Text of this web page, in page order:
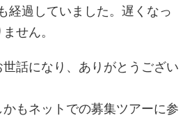
経過していました。遅くなっ
せん。
話になり、ありがとうござい
もネットでの募集ツアーに参